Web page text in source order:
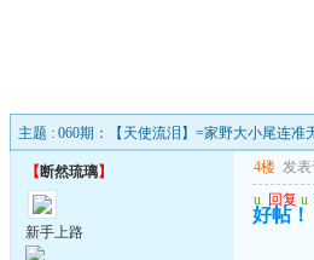
主题 : 060期：【天使流泪】=家野大小尾连准
【 断然琉璃】
新手上路
4楼 发表
u 回复 u
好帖！